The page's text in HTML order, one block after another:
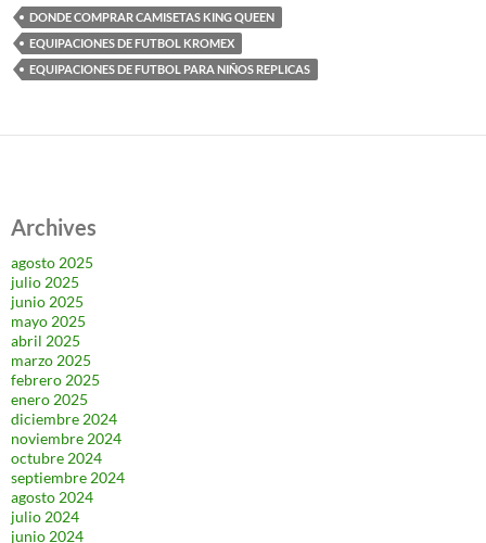
DONDE COMPRAR CAMISETAS KING QUEEN
EQUIPACIONES DE FUTBOL KROMEX
EQUIPACIONES DE FUTBOL PARA NIÑOS REPLICAS
Archives
agosto 2025
julio 2025
junio 2025
mayo 2025
abril 2025
marzo 2025
febrero 2025
enero 2025
diciembre 2024
noviembre 2024
octubre 2024
septiembre 2024
agosto 2024
julio 2024
junio 2024